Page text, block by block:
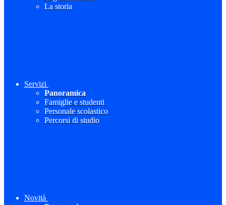
La storia
Servizi
Panoramica
Famiglie e studenti
Personale scolastico
Percorsi di studio
Novità